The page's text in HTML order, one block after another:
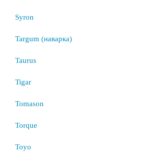
Syron
Targum (наварка)
Taurus
Tigar
Tomason
Torque
Toyo